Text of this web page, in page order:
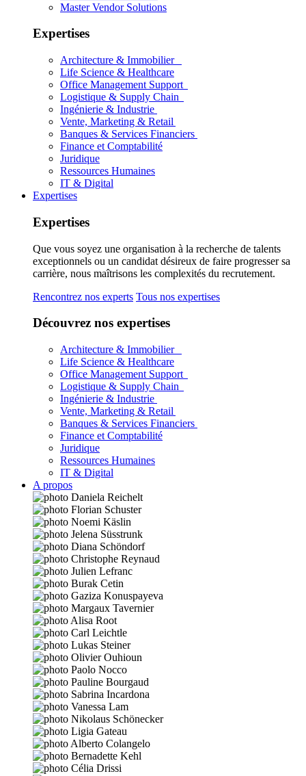
Master Vendor Solutions
Expertises
Architecture & Immobilier
Life Science & Healthcare
Office Management Support
Logistique & Supply Chain
Ingénierie & Industrie
Vente, Marketing & Retail
Banques & Services Financiers
Finance et Comptabilité
Juridique
Ressources Humaines
IT & Digital
Expertises
Expertises
Que vous soyez une organisation à la recherche de talents
exceptionnels ou un candidat désireux de faire progresser sa
carrière, nous maîtrisons les complexités du recrutement.
Rencontrez nos experts Tous nos expertises
Découvrez nos expertises
Architecture & Immobilier
Life Science & Healthcare
Office Management Support
Logistique & Supply Chain
Ingénierie & Industrie
Vente, Marketing & Retail
Banques & Services Financiers
Finance et Comptabilité
Juridique
Ressources Humaines
IT & Digital
A propos